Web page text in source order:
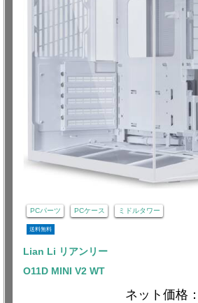
PCパーツ PCケース ミドルタワー
送料無料
Lian Li リアンリー
O11D MINI V2 WT
ネット価格：